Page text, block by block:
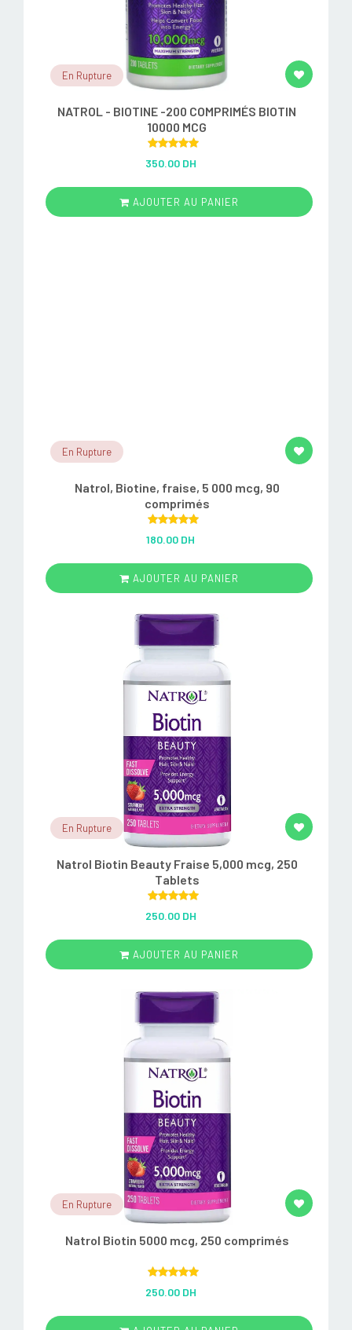
En Rupture
NATROL - BIOTINE -200 COMPRIMÉS BIOTIN
10000 MCG
out of 5
350.00 DH
AJOUTER AU PANIER
En Rupture
Natrol, Biotine, fraise, 5 000 mcg, 90
comprimés
out of 5
180.00 DH
AJOUTER AU PANIER
En Rupture
Natrol Biotin Beauty Fraise 5,000 mcg, 250
Tablets
out of 5
250.00 DH
AJOUTER AU PANIER
En Rupture
Natrol Biotin 5000 mcg, 250 comprimés
out of 5
250.00 DH